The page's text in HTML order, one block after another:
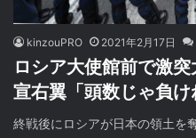
kinzouPRO 2021年2月17日
ロシア大使館前で激
宣右翼「頭数じゃ負け
終戦後にロシアが日本の領土を